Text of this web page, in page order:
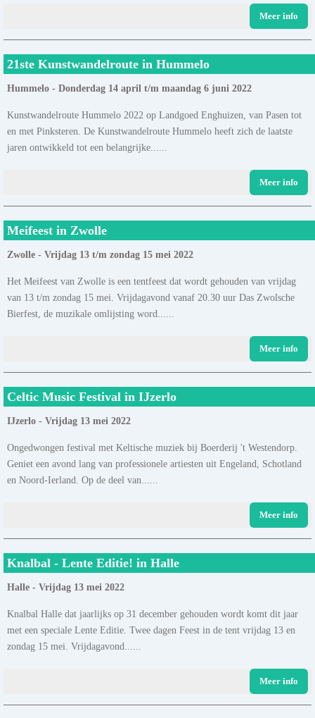
Meer info
21ste Kunstwandelroute in Hummelo
Hummelo - Donderdag 14 april t/m maandag 6 juni 2022
Kunstwandelroute Hummelo 2022 op Landgoed Enghuizen, van Pasen tot
en met Pinksteren. De Kunstwandelroute Hummelo heeft zich de laatste
jaren ontwikkeld tot een belangrijke......
Meer info
Meifeest in Zwolle
Zwolle - Vrijdag 13 t/m zondag 15 mei 2022
Het Meifeest van Zwolle is een tentfeest dat wordt gehouden van vrijdag
van 13 t/m zondag 15 mei. Vrijdagavond vanaf 20.30 uur Das Zwolsche
Bierfest, de muzikale omlijsting word......
Meer info
Celtic Music Festival in IJzerlo
IJzerlo - Vrijdag 13 mei 2022
Ongedwongen festival met Keltische muziek bij Boerderij 't Westendorp.
Geniet een avond lang van professionele artiesten uit Engeland, Schotland
en Noord-Ierland. Op de deel van......
Meer info
Knalbal - Lente Editie! in Halle
Halle - Vrijdag 13 mei 2022
Knalbal Halle dat jaarlijks op 31 december gehouden wordt komt dit jaar
met een speciale Lente Editie. Twee dagen Feest in de tent vrijdag 13 en
zondag 15 mei. Vrijdagavond......
Meer info